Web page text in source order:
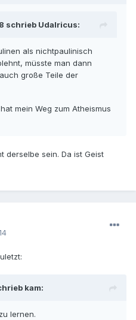
schrieb Udalricus:
als nichtpaulinisch
müsste man dann
große Teile der
mein Weg zum Atheismus
derselbe sein. Da ist Geist
kam:
lernen.